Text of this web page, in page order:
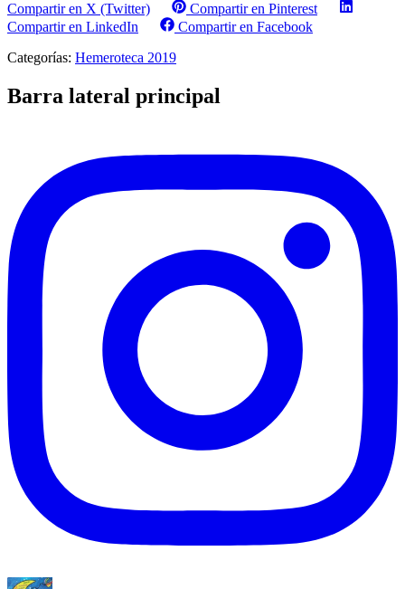
Compartir en X (Twitter)
Compartir en Pinterest
Compartir en LinkedIn
Compartir en Facebook
Categorías: Hemeroteca 2019
Barra lateral principal